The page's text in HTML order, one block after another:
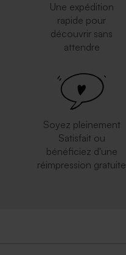
Une expédition
rapide pour
découvrir sans
attendre
Soyez pleinement
Satisfait ou
bénéficiez d'une
réimpression gratuite